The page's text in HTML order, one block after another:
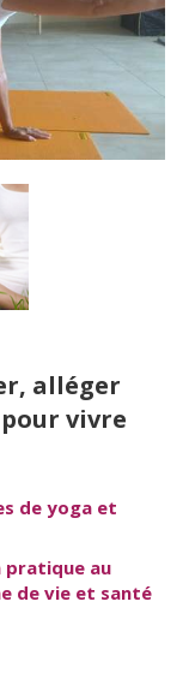
alléger
vivre
de yoga et
pratique au
de vie et santé